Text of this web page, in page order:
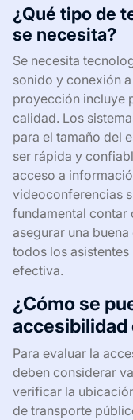
¿Qué tipo de
se necesita?
Se necesita
sonido y conexión
proyección incluye
calidad. Los
para el tamaño del
ser rápida y
acceso a
videoconferencias
fundamental contar
asegurar una
todos los
efectiva.
¿Cómo se
accesibilidad
Para evaluar la
deben considerar
verificar la
de transporte